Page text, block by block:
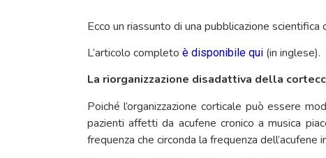
Ecco un riassunto di una pubblicazione
L’articolo completo è disponibile qui(in inglese).
La riorganizzazione disadattiva della
Poiché l’organizzazione corticale può essere
pazienti affetti da acufene cronico a musica
frequenza che circonda la frequenza dell’acufene